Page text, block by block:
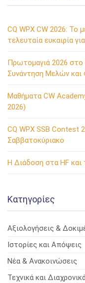
CQ WPX CW 2026: Το
τελευταία ευκαιρία
Πρωτομαγιά 2026
Συνάντηση Μελών και
Μαθήματα CW
2026)
CQ WPX SSB Contest
Σαββατοκύριακο
Η Διάδοση στα HF και
Kατηγορίες
Αξιολογήσεις &
Ιστορίες και Απόψεις
Νέα & Ανακοινώσεις
Τεχνικά και